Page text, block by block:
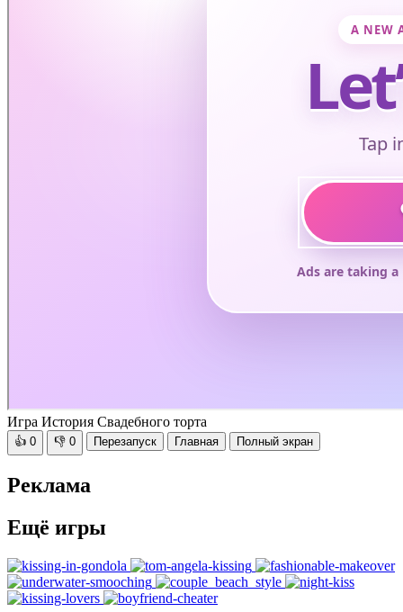
Игра История Свадебного торта
👍 0 👎 0 Перезапуск Главная Полный экран
Реклама
Ещё игры